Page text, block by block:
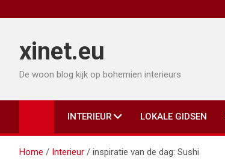
naar
inhoudxinet.eu
De woon blog kijk op bohemien interieurs
INTERIEUR LOKALE GIDSEN
Home Interieur inspiratie van de dag: Sushi